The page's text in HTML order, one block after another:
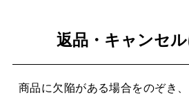
返品・キャンセ
商品に欠陥がある場合をのぞき